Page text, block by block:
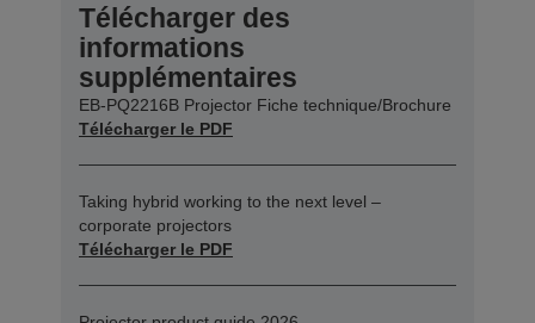
Télécharger des
informations
supplémentaires
EB-PQ2216B Projector Fiche technique/Brochure
Télécharger le PDF
Taking hybrid working to the next level –
corporate projectors
Télécharger le PDF